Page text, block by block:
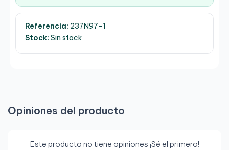
Referencia: 237N97-1
Stock: Sin stock
Opiniones del producto
Este producto no tiene opiniones ¡Sé el primero!